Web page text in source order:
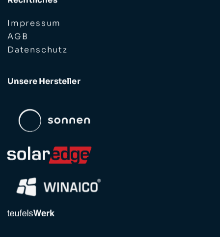
Impressum
AGB
Datenschutz
Unsere Hersteller